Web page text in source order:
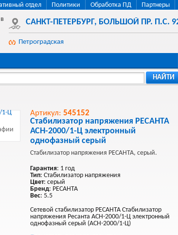
отдел Политики Обработка ПД Партнеры
САНКТ-ПЕТЕРБУРГ, БОЛЬШОЙ ПР. П.С.
Петроградская
НАЙТИ
Артикул: 545152
Стабилизатор напряжения РЕСАНТА
АСН-2000/1-Ц электронный
однофазный серый
Стабилизатор напряжения РЕСАНТА, серый.
Гарантия: 1 год
Тип: Стабилизатор напряжения
Цвет: серый
Бренд: РЕСАНТА
Вес: 5.5
Сетевой стабилизатор РЕСАНТА Стабилизатор
напряжения Ресанта АСН-2000/1-Ц электронный
однофазный серый (АСН-2000/1-Ц)